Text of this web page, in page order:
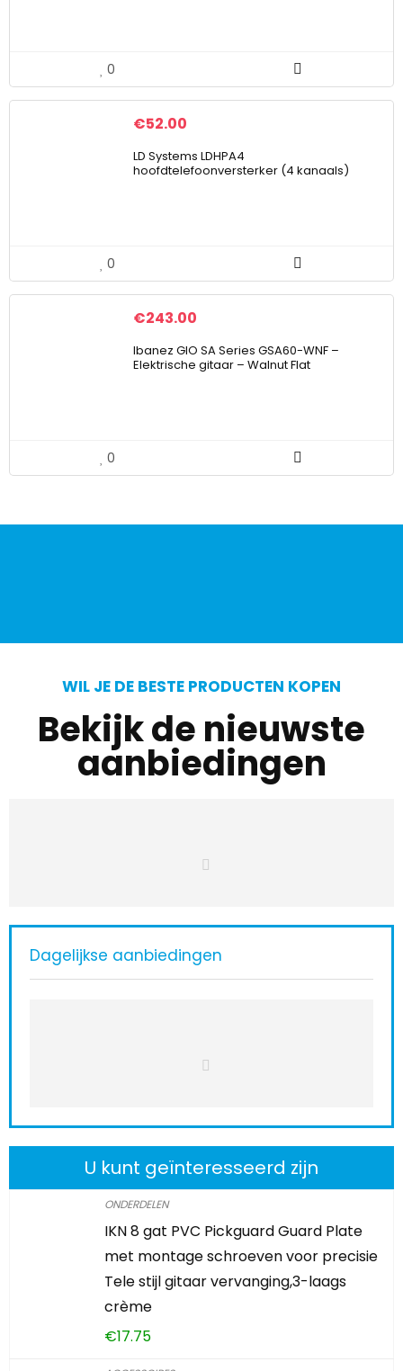
0
€52.00
LD Systems LDHPA4
hoofdtelefoonversterker (4 kanaals)
0
€243.00
Ibanez GIO SA Series GSA60-WNF –
Elektrische gitaar – Walnut Flat
0
WIL JE DE BESTE PRODUCTEN KOPEN
Bekijk de nieuwste
aanbiedingen
Dagelijkse aanbiedingen
U kunt geïnteresseerd zijn
ONDERDELEN
IKN 8 gat PVC Pickguard Guard Plate
met montage schroeven voor precisie
Tele stijl gitaar vervanging,3-laags
crème
€17.75